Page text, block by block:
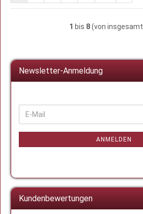
1 bis 8(von insgesamt
Newsletter-Anmeldung
ZUR
E-
Mail
ANMELDEN
Kundenbewertungen